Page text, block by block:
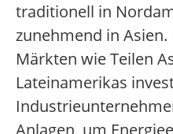
traditionell in
zunehmend in
Märkten wie Teilen
Lateinamerikas